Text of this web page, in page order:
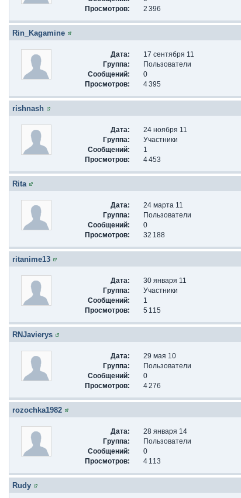
Просмотров:
2 396
Rin_Kagamine
Дата:
17 сентября 11
Группа:
Пользователи
Сообщений:
0
Просмотров:
4 395
rishnash
Дата:
24 ноября 11
Группа:
Участники
Сообщений:
1
Просмотров:
4 453
Rita
Дата:
24 марта 11
Группа:
Пользователи
Сообщений:
0
Просмотров:
32 188
ritanime13
Дата:
30 января 11
Группа:
Участники
Сообщений:
1
Просмотров:
5 115
RNJavierys
Дата:
29 мая 10
Группа:
Пользователи
Сообщений:
0
Просмотров:
4 276
rozochka1982
Дата:
28 января 14
Группа:
Пользователи
Сообщений:
0
Просмотров:
4 113
Rudy